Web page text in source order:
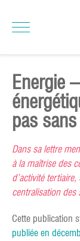
Energie
pas
Dans sa lettre
à la maîtrise des
d’activité
centralisation des
Cette publication
publiée en